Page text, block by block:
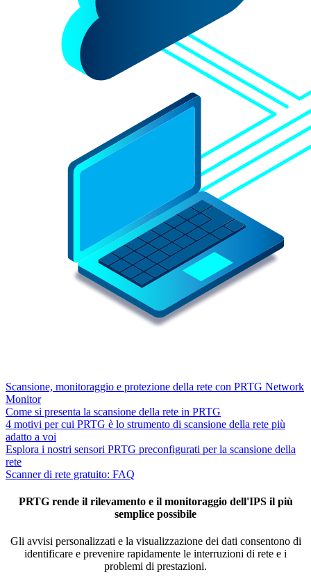
Scansione, monitoraggio e protezione della rete con PRTG Network
Monitor
Come si presenta la scansione della rete in PRTG
4 motivi per cui PRTG è lo strumento di scansione della rete più
adatto a voi
Esplora i nostri sensori PRTG preconfigurati per la scansione della
rete
Scanner di rete gratuito: FAQ
PRTG rende il rilevamento e il monitoraggio dell'IPS il più
semplice possibile
Gli avvisi personalizzati e la visualizzazione dei dati consentono di
identificare e prevenire rapidamente le interruzioni di rete e i
problemi di prestazioni.